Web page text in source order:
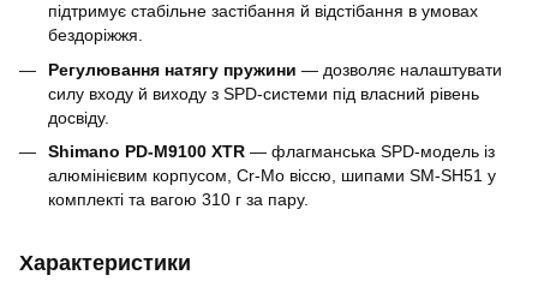
підтримує стабільне застібання й відстібання в умовах
бездоріжжя.
Регулювання натягу пружини — дозволяє налаштувати
силу входу й виходу з SPD-системи під власний рівень
досвіду.
Shimano PD-M9100 XTR — флагманська SPD-модель із
алюмінієвим корпусом, Cr-Mo віссю, шипами SM-SH51 у
комплекті та вагою 310 г за пару.
Характеристики